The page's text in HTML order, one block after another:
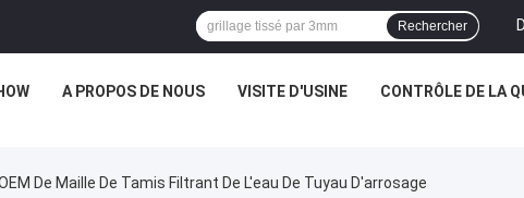
Rechercher
A PROPOS DE NOUS VISITE D'USINE CONTRÔLE DE LA
De Maille De Tamis Filtrant De L'eau De Tuyau D'arrosage